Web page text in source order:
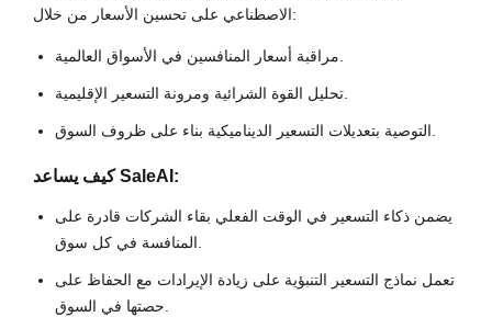
الاصطناعي على تحسين الأسعار من خلال:
مراقبة أسعار المنافسين في الأسواق العالمية.
تحليل القوة الشرائية ومرونة التسعير الإقليمية.
التوصية بتعديلات التسعير الديناميكية بناء على ظروف السوق.
كيف يساعد SaleAI:
يضمن ذكاء التسعير في الوقت الفعلي بقاء الشركات قادرة على
المنافسة في كل سوق.
تعمل نماذج التسعير التنبؤية على زيادة الإيرادات مع الحفاظ على
حصتها في السوق.